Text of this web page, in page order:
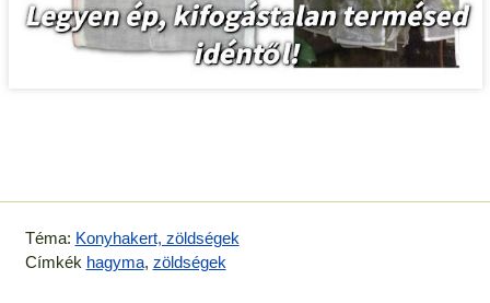
Téma: Konyhakert, zöldségek
Címkék hagyma, zöldségek